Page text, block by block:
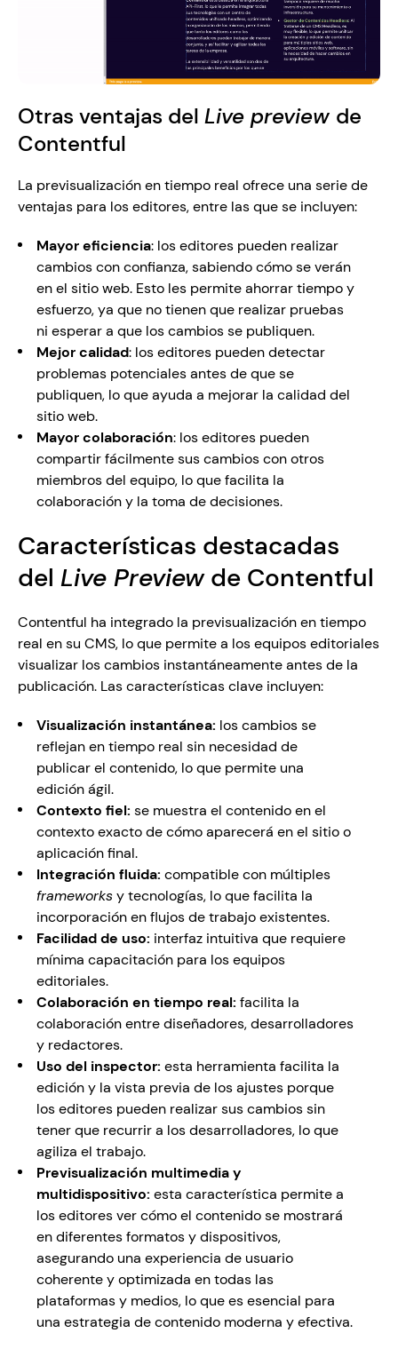
Otras ventajas del Live preview de
Contentful
La previsualización en tiempo real ofrece una serie de
ventajas para los editores, entre las que se incluyen:
Mayor eficiencia: los editores pueden realizar
cambios con confianza, sabiendo cómo se verán
en el sitio web. Esto les permite ahorrar tiempo y
esfuerzo, ya que no tienen que realizar pruebas
ni esperar a que los cambios se publiquen.
Mejor calidad: los editores pueden detectar
problemas potenciales antes de que se
publiquen, lo que ayuda a mejorar la calidad del
sitio web.
Mayor colaboración: los editores pueden
compartir fácilmente sus cambios con otros
miembros del equipo, lo que facilita la
colaboración y la toma de decisiones.
Características destacadas
del Live Preview de Contentful
Contentful ha integrado la previsualización en tiempo
real en su CMS, lo que permite a los equipos editoriales
visualizar los cambios instantáneamente antes de la
publicación. Las características clave incluyen:
Visualización instantánea: los cambios se
reflejan en tiempo real sin necesidad de
publicar el contenido, lo que permite una
edición ágil.
Contexto fiel: se muestra el contenido en el
contexto exacto de cómo aparecerá en el sitio o
aplicación final.
Integración fluida:
frameworks y tecnologías, lo que facilita la
incorporación en flujos de trabajo existentes.
Facilidad de uso: interfaz intuitiva que requiere
mínima capacitación para los equipos
editoriales.
Colaboración en tiempo real: facilita la
colaboración entre diseñadores, desarrolladores
y redactores.
Uso del inspector: esta herramienta facilita la
edición y la vista previa de los ajustes porque
los editores pueden realizar sus cambios sin
tener que recurrir a los desarrolladores, lo que
agiliza el trabajo.
Previsualización multimedia y
multidispositivo: esta característica permite a
los editores ver cómo el contenido se mostrará
en diferentes formatos y dispositivos,
asegurando una experiencia de usuario
coherente y optimizada en todas las
plataformas y medios, lo que es esencial para
una estrategia de contenido moderna y efectiva.